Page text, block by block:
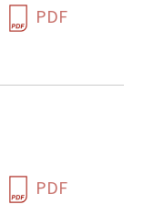
PDF
PDF